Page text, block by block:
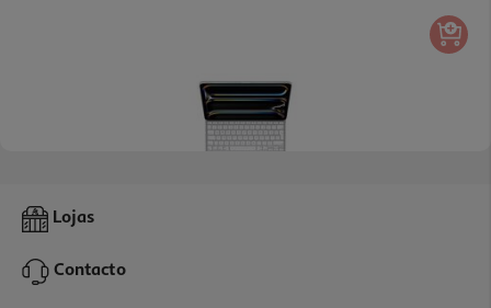
Capa Teclado Apple Magic Keyboard Para Ipad Pro (13" M4
Teclado Em Português - Branca)
399,99 €
Lojas
Contacto